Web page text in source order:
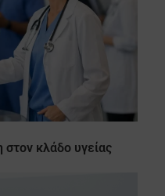
στον κλάδο υγείας